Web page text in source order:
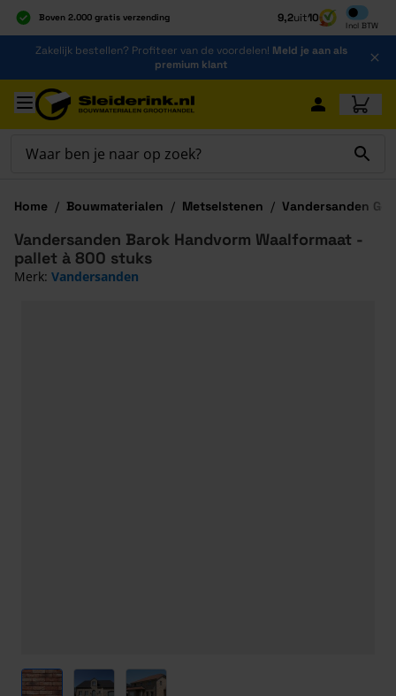
Boven 2.000 gratis verzending
Al 40 jaar dé specialist
Alles onder één dak
9,2uit10
Incl BTW
Inclusief
Ga naar de inhoud
Zakelijk bestellen? Profiteer van de voordelen! Meld je aan als
premium klant
Ga naar hoofdinhoud
Home / Bouwmaterialen / Metselstenen / Vandersanden
View larger image
View larger imageView larger image
Vandersanden Barok Handvorm Waalformaat -
pallet à 800 stuks
Merk: Vandersanden